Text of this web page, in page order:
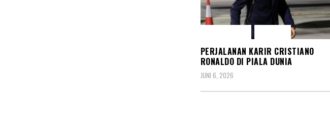
PERJALANAN KARIR CRISTIANO
RONALDO DI PIALA DUNIA
JUNI 6, 2026